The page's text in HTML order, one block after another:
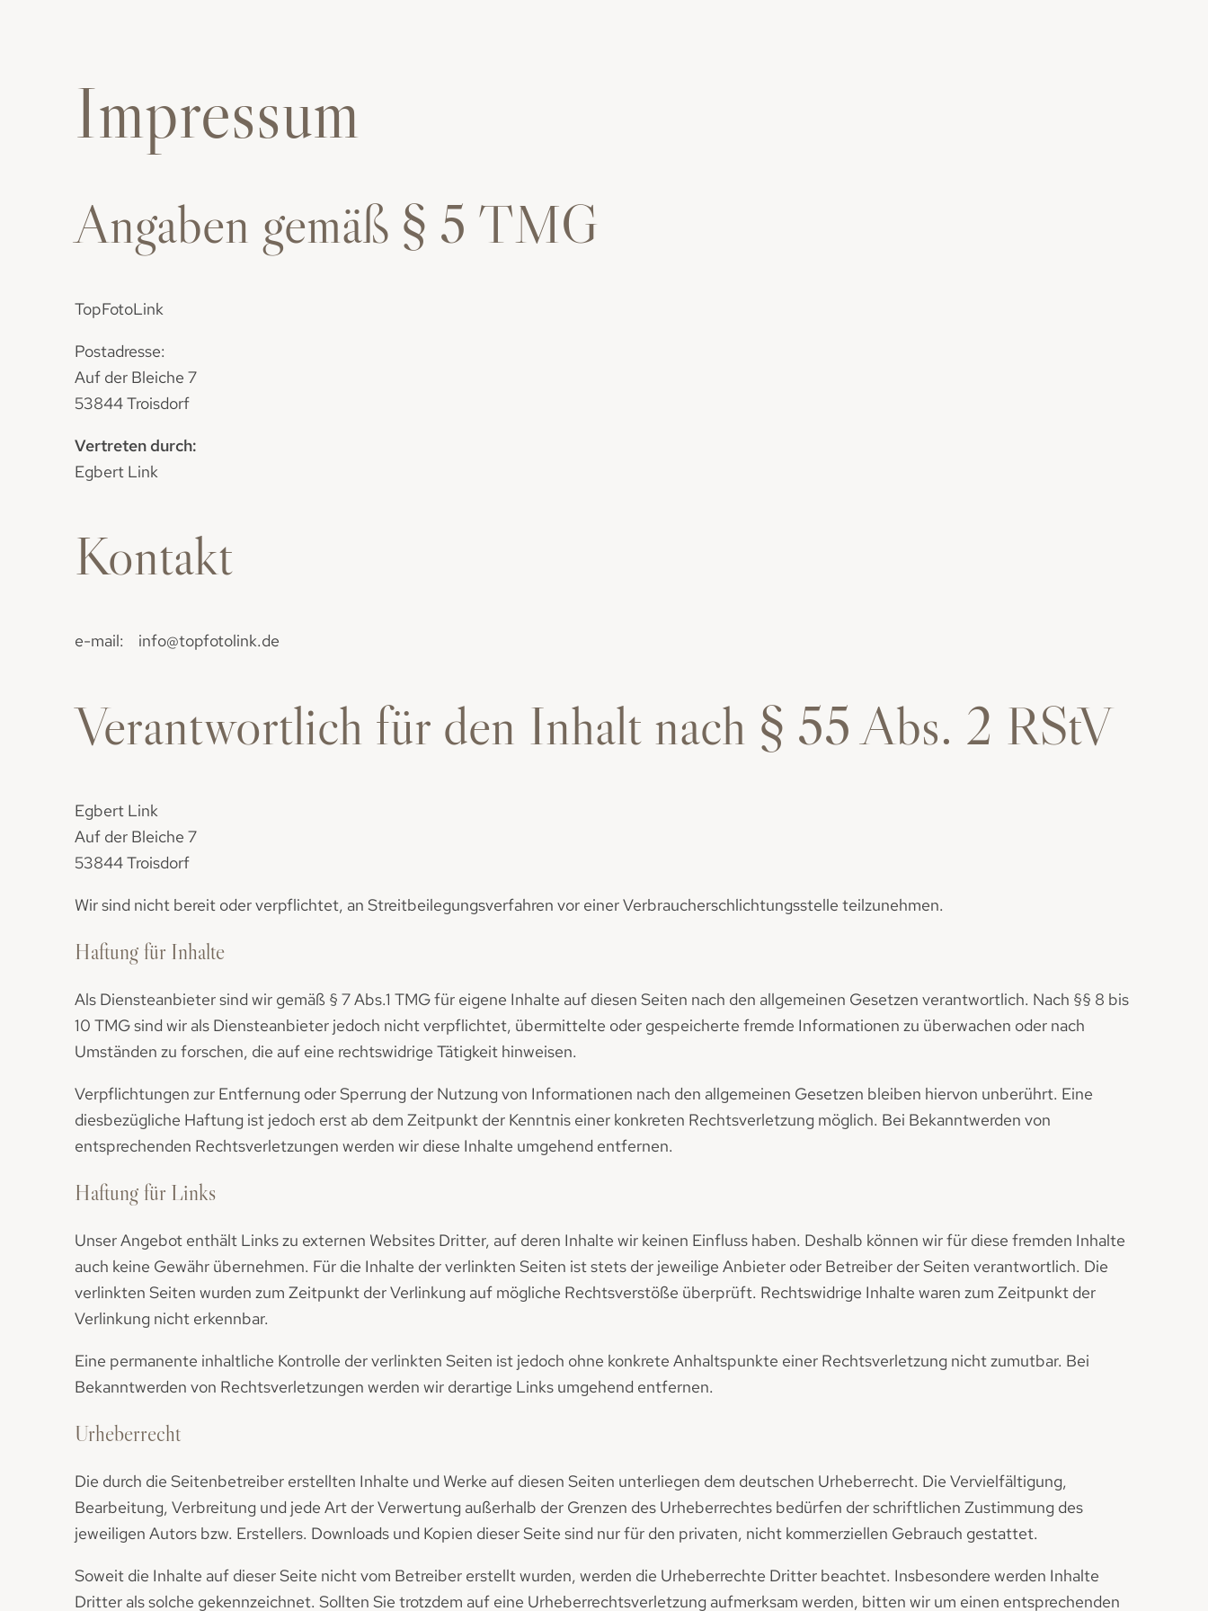
Impressum
Angaben gemäß § 5 TMG
TopFotoLink
Postadresse:
Auf der Bleiche 7
53844 Troisdorf
Vertreten durch:
Egbert Link
Kontakt
e-mail: info@topfotolink.de
Verantwortlich für den Inhalt nach § 55 Abs. 2 RStV
Egbert Link
Auf der Bleiche 7
53844 Troisdorf
Wir sind nicht bereit oder verpflichtet, an Streitbeilegungsverfahren vor einer Verbraucherschlichtungsstelle teilzunehmen.
Haftung für Inhalte
Als Diensteanbieter sind wir gemäß § 7 Abs.1 TMG für eigene Inhalte auf diesen Seiten nach den allgemeinen Gesetzen verantwortlich. Nach §§ 8 bis
10 TMG sind wir als Diensteanbieter jedoch nicht verpflichtet, übermittelte oder gespeicherte fremde Informationen zu überwachen oder nach
Umständen zu forschen, die auf eine rechtswidrige Tätigkeit hinweisen.
Verpflichtungen zur Entfernung oder Sperrung der Nutzung von Informationen nach den allgemeinen Gesetzen bleiben hiervon unberührt. Eine
diesbezügliche Haftung ist jedoch erst ab dem Zeitpunkt der Kenntnis einer konkreten Rechtsverletzung möglich. Bei Bekanntwerden von
entsprechenden Rechtsverletzungen werden wir diese Inhalte umgehend entfernen.
Haftung für Links
Unser Angebot enthält Links zu externen Websites Dritter, auf deren Inhalte wir keinen Einfluss haben. Deshalb können wir für diese fremden Inhalte
auch keine Gewähr übernehmen. Für die Inhalte der verlinkten Seiten ist stets der jeweilige Anbieter oder Betreiber der Seiten verantwortlich. Die
verlinkten Seiten wurden zum Zeitpunkt der Verlinkung auf mögliche Rechtsverstöße überprüft. Rechtswidrige Inhalte waren zum Zeitpunkt der
Verlinkung nicht erkennbar.
Eine permanente inhaltliche Kontrolle der verlinkten Seiten ist jedoch ohne konkrete Anhaltspunkte einer Rechtsverletzung nicht zumutbar. Bei
Bekanntwerden von Rechtsverletzungen werden wir derartige Links umgehend entfernen.
Urheberrecht
Die durch die Seitenbetreiber erstellten Inhalte und Werke auf diesen Seiten unterliegen dem deutschen Urheberrecht. Die Vervielfältigung,
Bearbeitung, Verbreitung und jede Art der Verwertung außerhalb der Grenzen des Urheberrechtes bedürfen der schriftlichen Zustimmung des
jeweiligen Autors bzw. Erstellers. Downloads und Kopien dieser Seite sind nur für den privaten, nicht kommerziellen Gebrauch gestattet.
Soweit die Inhalte auf dieser Seite nicht vom Betreiber erstellt wurden, werden die Urheberrechte Dritter beachtet. Insbesondere werden Inhalte
Dritter als solche gekennzeichnet. Sollten Sie trotzdem auf eine Urheberrechtsverletzung aufmerksam werden, bitten wir um einen entsprechenden